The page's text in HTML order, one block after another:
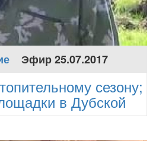
Эфир 25.07.2017
сезону;
в Дубской